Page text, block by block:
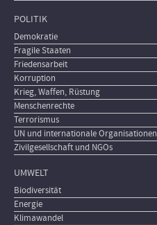
POLITIK
Demokratie
Fragile Staaten
Friedensarbeit
Korruption
Krieg, Waffen, Rüstung
Menschenrechte
Terrorismus
UN und internationale Organisationen
Zivilgesellschaft und NGOs
UMWELT
Biodiversität
Energie
Klimawandel